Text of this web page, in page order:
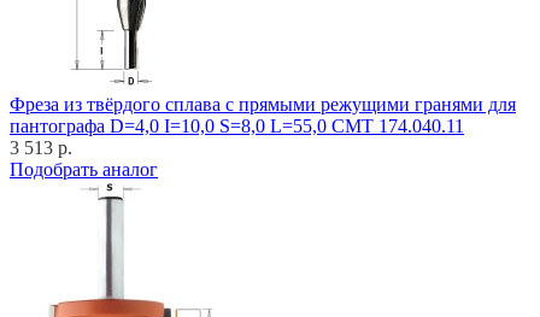
Фреза из твёрдого сплава с прямыми режущими гранями для
пантографа D=4,0 I=10,0 S=8,0 L=55,0 CMT 174.040.11
3 513 р.
Подобрать аналог